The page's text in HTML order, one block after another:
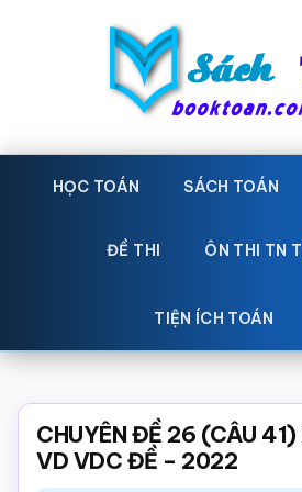
Sách
Toán
toán
Học
toán,
giáo
Toán,
trắc
HỌC TOÁN SÁCH TOÁN
ĐỀ THI ÔN THI TN
TIỆN ÍCH TOÁN
CHUYÊN ĐỀ 26 (CÂU 41)
VD VDC ĐỀ – 2022